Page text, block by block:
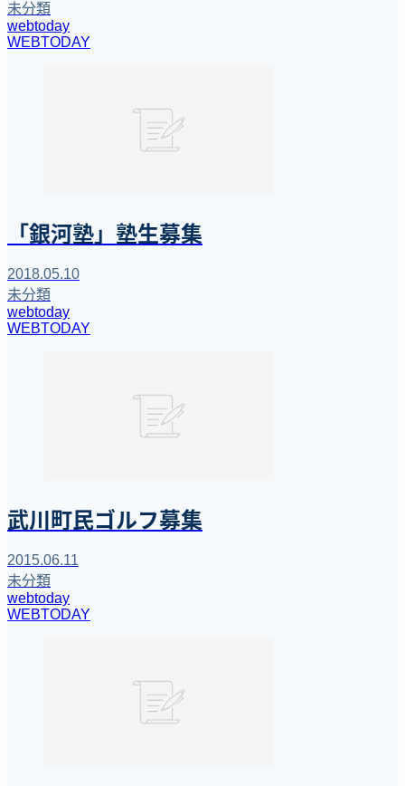
未分類
webtoday
WEBTODAY
「銀河塾」塾生募集
2018.05.10
未分類
webtoday
WEBTODAY
武川町民ゴルフ募集
2015.06.11
未分類
webtoday
WEBTODAY